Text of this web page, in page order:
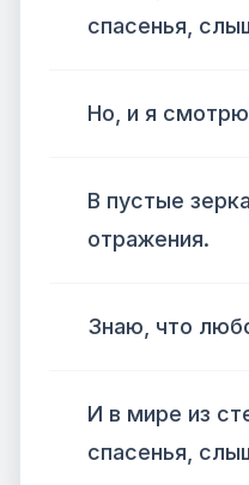
спасенья,
Но, и я
В пустые
отражения.
Знаю, что
И в мире из
спасенья,